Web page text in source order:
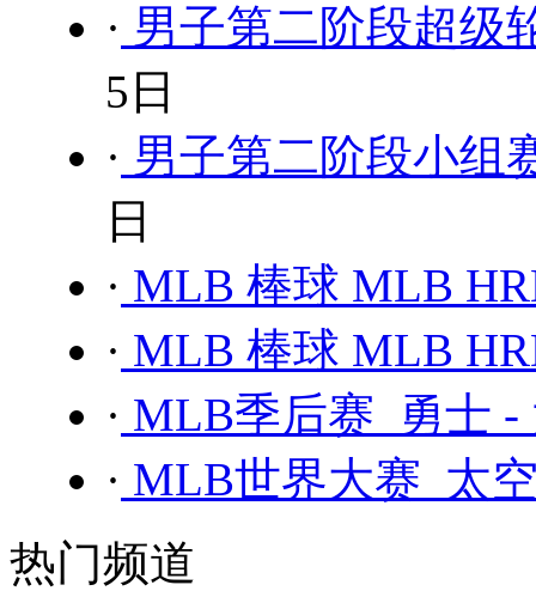
· 男子第二阶段超级
5日
· 男子第二阶段小组
日
· MLB 棒球 MLB
· MLB 棒球 MLB
· MLB季后赛 勇士 -
· MLB世界大赛 太
热门频道